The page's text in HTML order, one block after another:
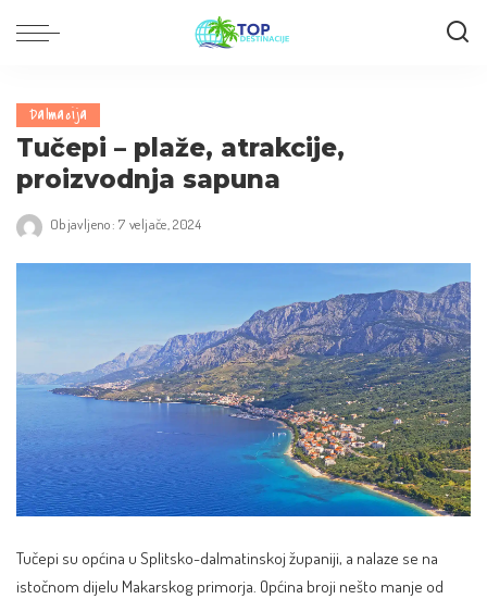
Dalmacija
Tučepi – plaže, atrakcije,
proizvodnja sapuna
Objavljeno: 7 veljače, 2024
Tučepi su općina u Splitsko-dalmatinskoj županiji, a nalaze se na
istočnom dijelu Makarskog primorja. Općina broji nešto manje od